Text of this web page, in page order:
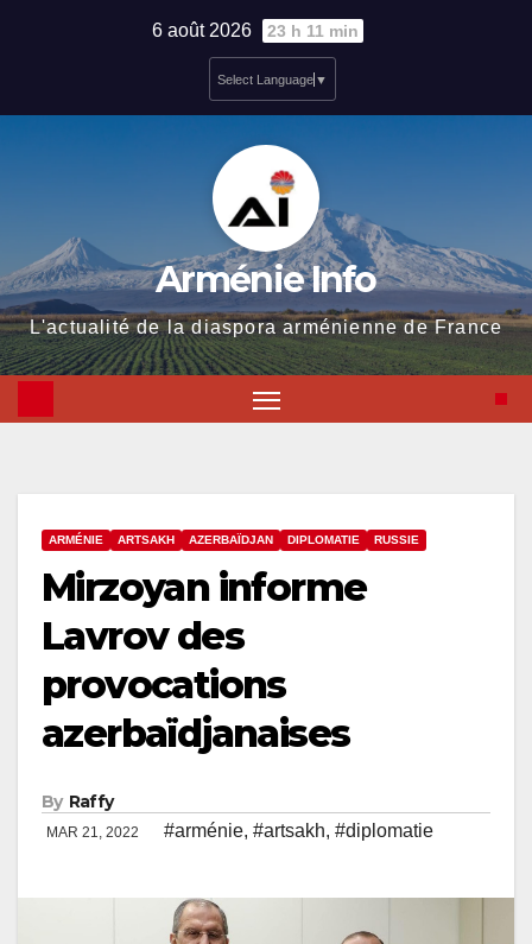
6 août 2026 23 h 11 min
Select Language ▼
Arménie Info
L'actualité de la diaspora arménienne de France
ARMÉNIE ARTSAKH AZERBAÏDJAN DIPLOMATIE RUSSIE
Mirzoyan informe
Lavrov des
provocations
azerbaïdjanaises
By Raffy
MAR 21, 2022 #arménie, #artsakh, #diplomatie